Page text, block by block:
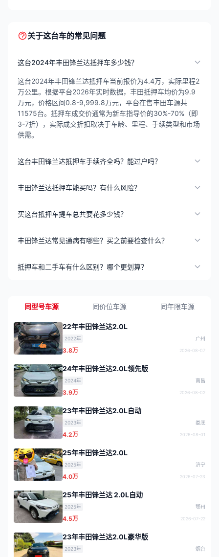
关于这台车的常见问题
这台2024年丰田锋兰达抵押车多少钱？
这台2024年丰田锋兰达抵押车当前报价为4.4万，实际里程2
万公里。根据平台2026年实时数据，丰田抵押车均价为9.9
万元，价格区间0.8-9,999.8万元，平台在售丰田车源共
11575台。抵押车成交价通常为新车指导价的30%-70%（即
3-7折），实际成交折扣取决于车龄、里程、手续类型和市场
供需。
这台丰田锋兰达抵押车手续齐全吗？能过户吗？
丰田锋兰达抵押车能买吗？有什么风险？
买这台抵押车提车总共要花多少钱？
丰田锋兰达常见通病有哪些？买之前要检查什么？
抵押车和二手车有什么区别？哪个更划算？
同型号车源 同价位车源 同年限车源
22年丰田锋兰达2.0L
2022年 广州
3.8万 2026-08-07
24年丰田锋兰达2.0L领先版
2024年 南昌
3.9万 2026-08-02
23年丰田锋兰达2.0L自动
2023年 娄底
4.2万 2026-08-01
25年丰田锋兰达2.0L
2025年 济宁
4.0万 2026-07-23
25年丰田锋兰达 2.0L自动
2025年 鄂州
4.5万 2026-07-22
23年丰田锋兰达2.0L豪华版
2023年 烟台